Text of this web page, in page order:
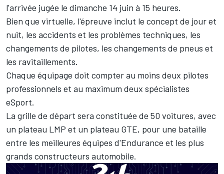
l'arrivée jugée le dimanche 14 juin à 15 heures.
Bien que virtuelle, l'épreuve inclut le concept de jour et
nuit, les accidents et les problèmes techniques, les
changements de pilotes, les changements de pneus et
les ravitaillements.
Chaque équipage doit compter au moins deux pilotes
professionnels et au maximum deux spécialistes
eSport.
La grille de départ sera constituée de 50 voitures, avec
un plateau LMP et un plateau GTE, pour une bataille
entre les meilleures équipes d'Endurance et les plus
grands constructeurs automobile.